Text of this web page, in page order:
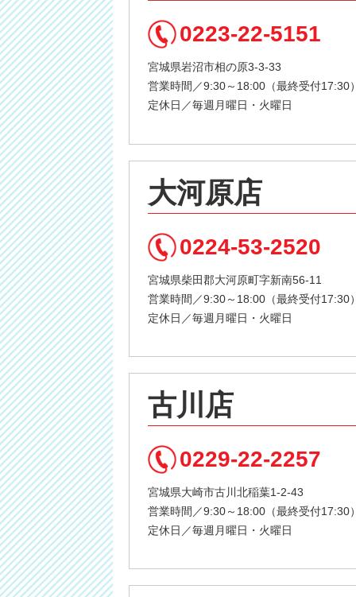
0223-22-5151
宮城県岩沼市相の原3-3-33
営業時間／9:30～18:00（最終受付17:30
定休日／毎週月曜日・火曜日
大河原店
0224-53-2520
宮城県柴田郡大河原町字新南56-11
営業時間／9:30～18:00（最終受付17:30
定休日／毎週月曜日・火曜日
古川店
0229-22-2257
宮城県大崎市古川北稲葉1-2-43
営業時間／9:30～18:00（最終受付17:30
定休日／毎週月曜日・火曜日